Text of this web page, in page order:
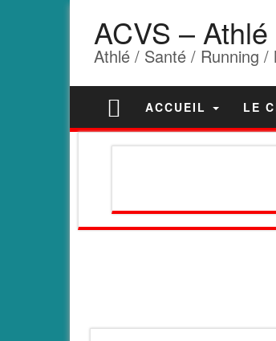
ACVS –
Athlé / Santé / Running /
ACCUEIL LE